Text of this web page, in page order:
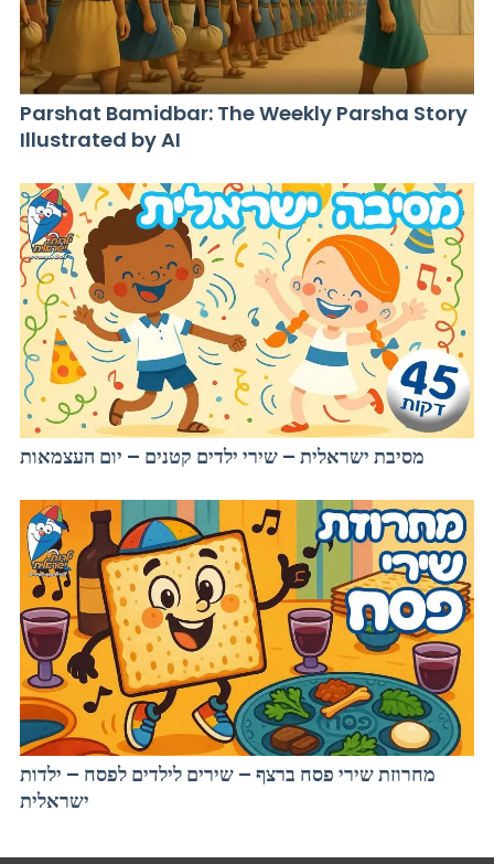
Parshat Bamidbar: The Weekly Parsha Story
Illustrated by AI
מסיבת ישראלית – שירי ילדים קטנים – יום העצמאות
מחרוזת שירי פסח ברצף – שירים לילדים לפסח – ילדות
ישראלית